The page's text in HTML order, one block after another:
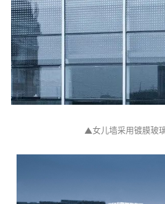
▲女儿墙采用镀膜玻